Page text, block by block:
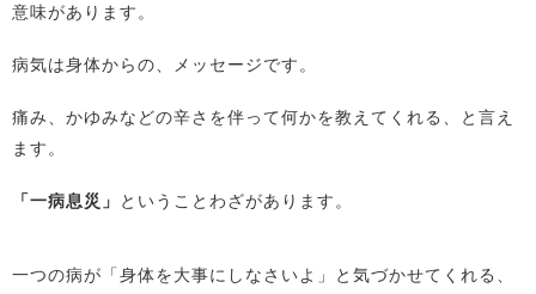
意味があります。
病気は身体からの、メッセージです。
痛み、かゆみなどの辛さを伴って何かを教えてくれる、と言え
ます。
「一病息災」 ということわざがあります。
一つの病が「身体を大事にしなさいよ」と気づかせてくれる、